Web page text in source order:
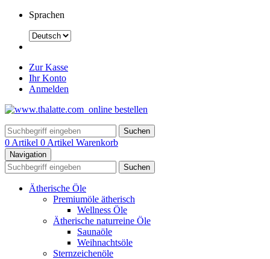
Sprachen
Zur Kasse
Ihr Konto
Anmelden
Suchen
0 Artikel 0 Artikel Warenkorb
Navigation
Suchen
Ätherische Öle
Premiumöle ätherisch
Wellness Öle
Ätherische naturreine Öle
Saunaöle
Weihnachtsöle
Sternzeichenöle